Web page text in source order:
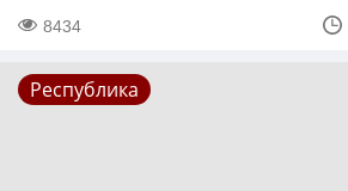
8434
Республика